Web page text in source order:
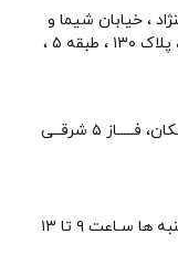
، خیابان شیما و
شهرزاد زند وکیلی غربی ، ساختمان سپهر ، پلاک ۱۳۰ ، طبقه ۵ ،
۵ شرقــی